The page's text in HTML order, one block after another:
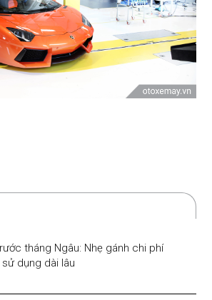
tháng Ngâu: Nhẹ gánh chi phí
dụng dài lâu